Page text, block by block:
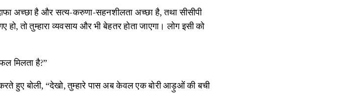
अच्छा है और सत्य-करुणा-सहनशीलता अच्छा है, तथा सीसीपी
तो तुम्हारा व्यवसाय और भी बेहतर होता जाएगा। लोग इसी को
मिलता है?”
हुए बोली, “देखो, तुम्हारे पास अब केवल एक बोरी आड़ुओं की बची